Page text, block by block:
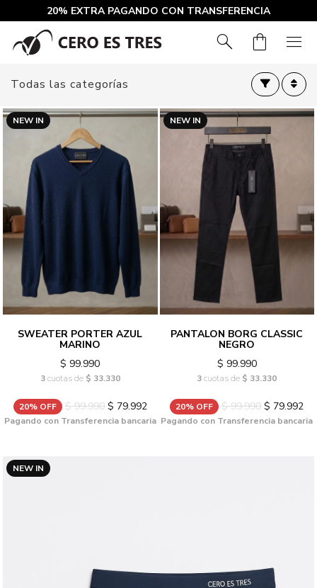
20% EXTRA PAGANDO CON TRANSFERENCIA
search shopping_bag menu
Todas las categorías
NEW IN
SWEATER PORTER AZUL
MARINO
$ 99.990
3cuotas de $ 33.330
20% OFF $ 99.990$ 79.992
Pagando con Transferencia bancaria
NEW IN
PANTALON BORG CLASSIC
NEGRO
$ 99.990
3cuotas de $ 33.330
20% OFF $ 99.990 $ 79.992
Pagando con Transferencia bancaria
NEW IN